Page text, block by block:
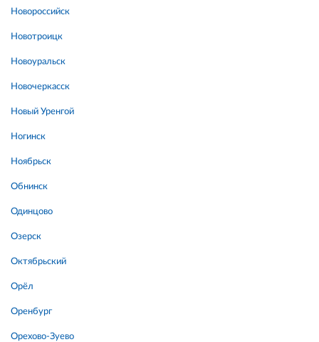
Новороссийск
Новотроицк
Новоуральск
Новочеркасск
Новый Уренгой
Ногинск
Ноябрьск
Обнинск
Одинцово
Озерск
Октябрьский
Орёл
Оренбург
Орехово-Зуево